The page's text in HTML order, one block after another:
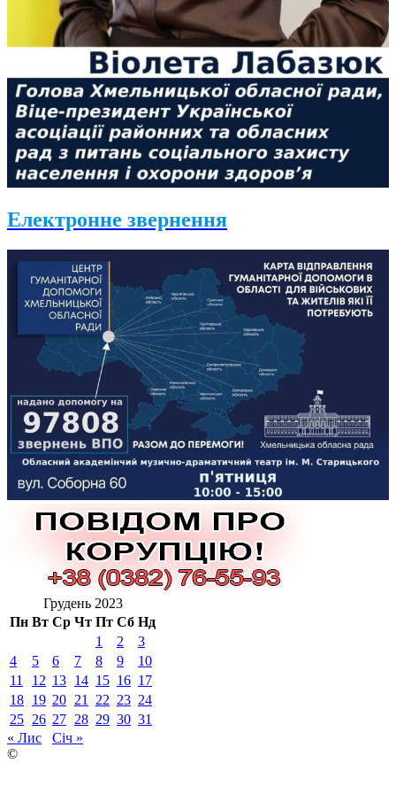
Електронне звернення
Грудень 2023
Пн Вт Ср Чт Пт Сб Нд
1
2
3
4
5 6 7 8 9
10
11
12 13 14 15 16 17
18 19 20 21 22 23 24
25 26 27 28 29 30 31
« Лис
Січ »
©